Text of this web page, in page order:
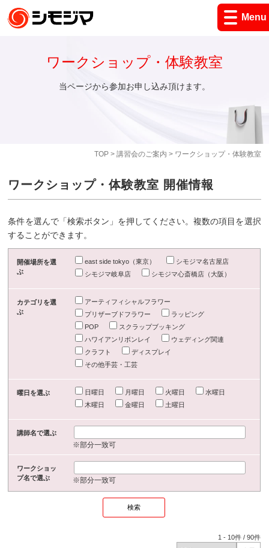
Menu
TOP> 講習会のご案内 > ワークショップ・体験教室
ワークショップ・体験教室
当ページから参加お申し込み頂けます。
ワークショップ・体験教室 開催情報
条件を選んで「検索ボタン」を押してください。複数の項目を選択
することができます。
開催場所を選
ぶ
east side tokyo（東京）
シモジマ名古屋店
シモジマ岐阜店
シモジマ心斎橋店（大阪）
カテゴリを選
ぶ
アーティフィシャルフラワー
プリザーブドフラワー
ラッピング
POP
スクラップブッキング
ハワイアンリボンレイ
ウェディング関連
クラフト
ディスプレイ
その他手芸・工芸
曜日を選ぶ 日曜日 月曜日 火曜日
水曜日
木曜日
金曜日 土曜日
講師名で選ぶ
※部分一致可
ワークショッ
プ名で選ぶ
※部分一致可
1 - 10件 /90件